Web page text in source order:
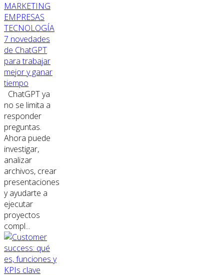
MARKETING
EMPRESAS
TECNOLOGÍA
7 novedades
de ChatGPT
para trabajar
mejor y ganar
tiempo
ChatGPT ya
no se limita a
responder
preguntas.
Ahora puede
investigar,
analizar
archivos, crear
presentaciones
y ayudarte a
ejecutar
proyectos
compl...